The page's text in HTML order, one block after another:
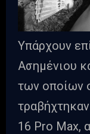
Υπάρχουν
Ασημένιου
των οποίων
16 Pro Max,